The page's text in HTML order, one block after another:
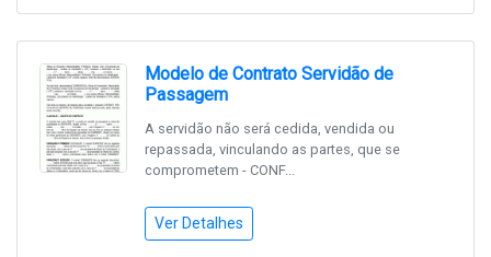
Modelo de Contrato Servidão de
Passagem
A servidão não será cedida, vendida ou
repassada, vinculando as partes, que se
comprometem - CONF...
Ver Detalhes